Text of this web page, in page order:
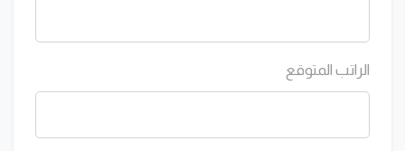
الراتب المتوقع